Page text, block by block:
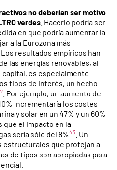
no deberían ser motivo
verdes . Hacerlo podría ser
en que podría aumentar la
a la Eurozona más
resultados empíricos han
las energías renovables, al
es especialmente
tipos de interés, un hecho
. Por ejemplo, un aumento del
incrementaría los costes
y solar en un 47% y un 60%
el impacto en la
sería sólo del 8%43 . Un
estructurales que protejan a
de tipos son apropiadas para